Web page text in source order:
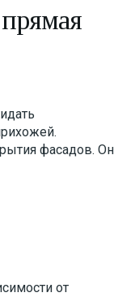
фасадов. Он
от